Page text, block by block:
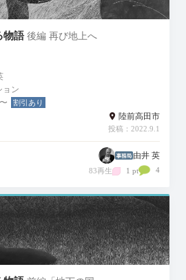
物語 後編 再び地上へ
ョン
割引あり
陸前高田市
投稿：2022.9.1
由井 英
83再生 1 pt 4